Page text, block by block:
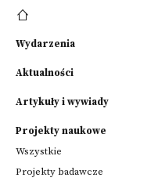
Wydarzenia
Aktualności
Artykuły i wywiady
Projekty naukowe
Wszystkie
Projekty badawcze